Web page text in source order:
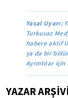
Yasal Uyarı:
Turkuvaz
habere aktif
ya da bir
Ayrıntılar
YAZAR